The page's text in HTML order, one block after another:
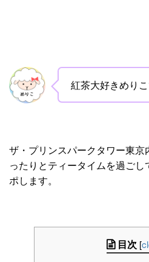
紅茶大好きめりこ
ザ・プリンスパークタワー東
ったりとティータイムを過ご
ポします。
目次 [